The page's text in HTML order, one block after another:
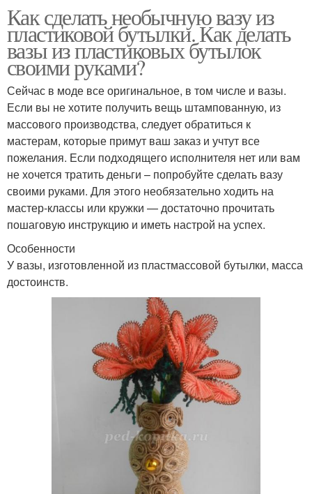
Как сделать необычную вазу из
пластиковой бутылки. Как делать
вазы из пластиковых бутылок
своими руками?
Сейчас в моде все оригинальное, в том числе и вазы.
Если вы не хотите получить вещь штампованную, из
массового производства, следует обратиться к
мастерам, которые примут ваш заказ и учтут все
пожелания. Если подходящего исполнителя нет или вам
не хочется тратить деньги – попробуйте сделать вазу
своими руками. Для этого необязательно ходить на
мастер-классы или кружки — достаточно прочитать
пошаговую инструкцию и иметь настрой на успех.
Особенности
У вазы, изготовленной из пластмассовой бутылки, масса
достоинств.